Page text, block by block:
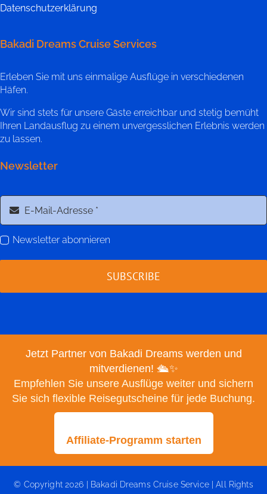
Datenschutzerklärung
Bakadi Dreams Cruise Services
Erleben Sie mit uns einmalige Ausflüge in verschiedenen
Häfen.
Wir sind stets für unsere Gäste erreichbar und stetig bemüht
Ihren Landausflug zu einem unvergesslichen Erlebnis werden
zu lassen.
Newsletter
Newsletter abonnieren
SUBSCRIBE
Jetzt Partner von Bakadi Dreams werden und
mitverdienen! 🛳️✨
Empfehlen Sie unsere Ausflüge weiter und sichern
Sie sich flexible Reisegutscheine für jede Buchung.
Affiliate-Programm starten
© Copyright 2026 | Bakadi Dreams Cruise Service | All Rights